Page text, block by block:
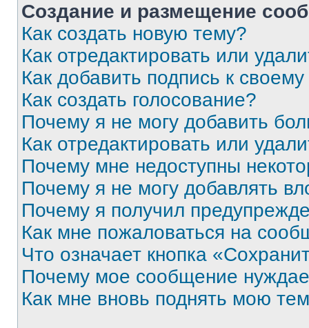
Создание и размещение
Как создать новую тему?
Как отредактировать или
Как добавить подпись к
Как создать голосование?
Почему я не могу добавить
Как отредактировать или
Почему мне недоступны
Почему я не могу добавлять
Почему я получил
Как мне пожаловаться на
Что означает кнопка
Почему мое сообщение
Как мне вновь поднять мою